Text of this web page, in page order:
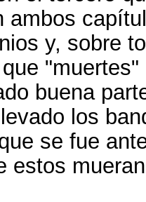
ambos
y, sobre
buena
los
se fue
estos